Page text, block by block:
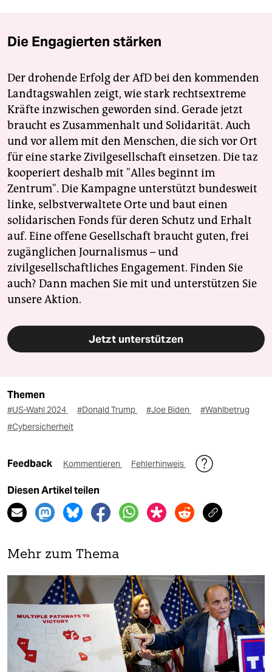
Die Engagierten stärken
Der drohende Erfolg der AfD bei den kommenden
Landtagswahlen zeigt, wie stark rechtsextreme
Kräfte inzwischen geworden sind. Gerade jetzt
braucht es Zusammenhalt und Solidarität. Auch
und vor allem mit den Menschen, die sich vor Ort
für eine starke Zivilgesellschaft einsetzen. Die taz
kooperiert deshalb mit "Alles beginnt im
Zentrum". Die Kampagne unterstützt bundesweit
linke, selbstverwaltete Orte und baut einen
solidarischen Fonds für deren Schutz und Erhalt
auf. Eine offene Gesellschaft braucht guten, frei
zugänglichen Journalismus – und
zivilgesellschaftliches Engagement. Finden Sie
auch? Dann machen Sie mit und unterstützen Sie
unsere Aktion.
Jetzt unterstützen
Themen
#US-Wahl 2024 #Donald Trump #Joe Biden
#Wahlbetrug
#Cybersicherheit
Feedback Kommentieren Fehlerhinweis
Diesen Artikel teilen
Mehr zum Thema